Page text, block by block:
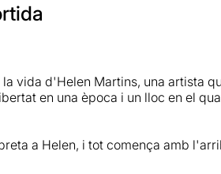
valors que representa Helen, una
se sent oprimida i relegada per la
de Carlos Olalla, un pastor
Herrera sobre les taules és un
butaca i sent observador de prop
amb la seva magnífica
actoral magnífic i tanca el
vida d'Helen Martins, una artista
en una època i un lloc en el
a Helen, i tot comença amb